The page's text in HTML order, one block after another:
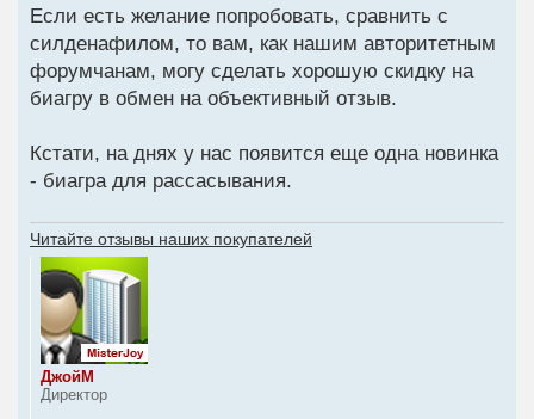
Если есть желание попробовать, сравнить с
силденафилом, то вам, как нашим авторитетным
форумчанам, могу сделать хорошую скидку на
биагру в обмен на объективный отзыв.
Кстати, на днях у нас появится еще одна новинка
- биагра для рассасывания.
Читайте отзывы наших покупателей
ДжойМ
Директор